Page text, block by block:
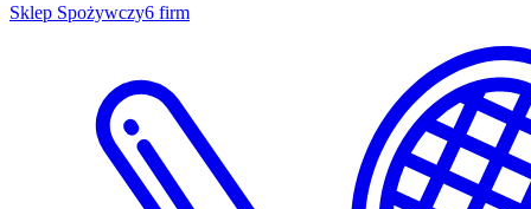
Sklep Spożywczy6 firm